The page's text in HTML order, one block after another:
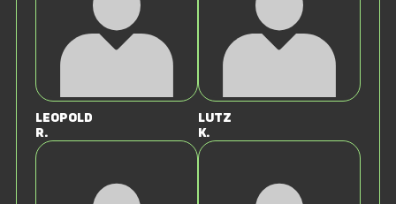
Leopold
R.
Lutz
K.